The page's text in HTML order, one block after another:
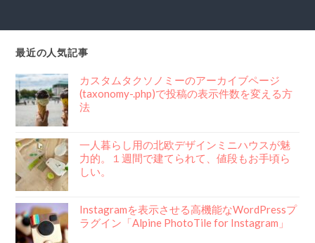
最近の人気記事
カスタムタクソノミーのアーカイブページ
(taxonomy-.php)で投稿の表示件数を変える方
法
一人暮らし用の北欧デザインミニハウスが魅
力的。１週間で建てられて、値段もお手頃ら
しい。
Instagramを表示させる高機能なWordPressプ
ラグイン「Alpine PhotoTile for Instagram」